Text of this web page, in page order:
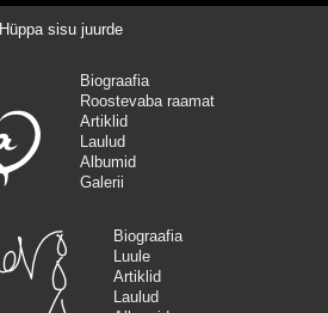
Hüppa sisu juurde
Biograafia
Roostevaba raamat
Artiklid
Laulud
Albumid
Galerii
Biograafia
Luule
Artiklid
Laulud